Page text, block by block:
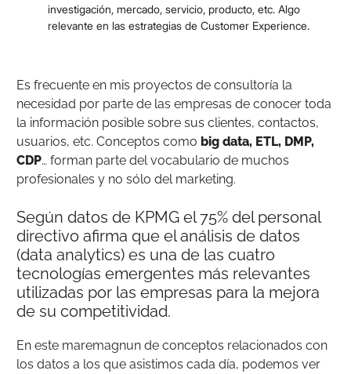
Es frecuente en mis proyectos de consultoría la
necesidad por parte de las empresas de conocer toda
la información posible sobre sus clientes, contactos,
usuarios, etc. Conceptos como big data, ETL, DMP,
CDP… forman parte del vocabulario de muchos
profesionales y no sólo del marketing.
Según datos de KPMG el 75% del personal
directivo afirma que el análisis de datos
(data analytics) es una de las cuatro
tecnologías emergentes más relevantes
utilizadas por las empresas para la mejora
de su competitividad.
En este maremagnun de conceptos relacionados con
los datos a los que asistimos cada día, podemos ver
investigación, mercado, servicio, producto, etc. Algo
relevante en las estrategias de Customer Experience.